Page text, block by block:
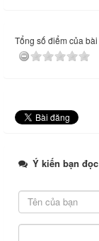
Tổng số điểm của
Ý kiến bạn đọc